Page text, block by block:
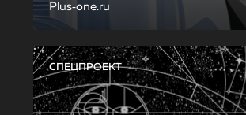
Plus‑one.ru
СПЕЦПРОЕКТ